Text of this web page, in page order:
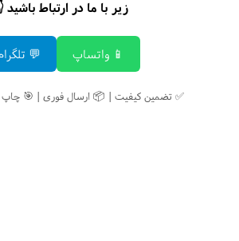
زیر با ما در ارتباط باشید
📱 واتساپ 💬
✅ تضمین کیفیت | 📦 ارسال فوری | 🎯 چاپ